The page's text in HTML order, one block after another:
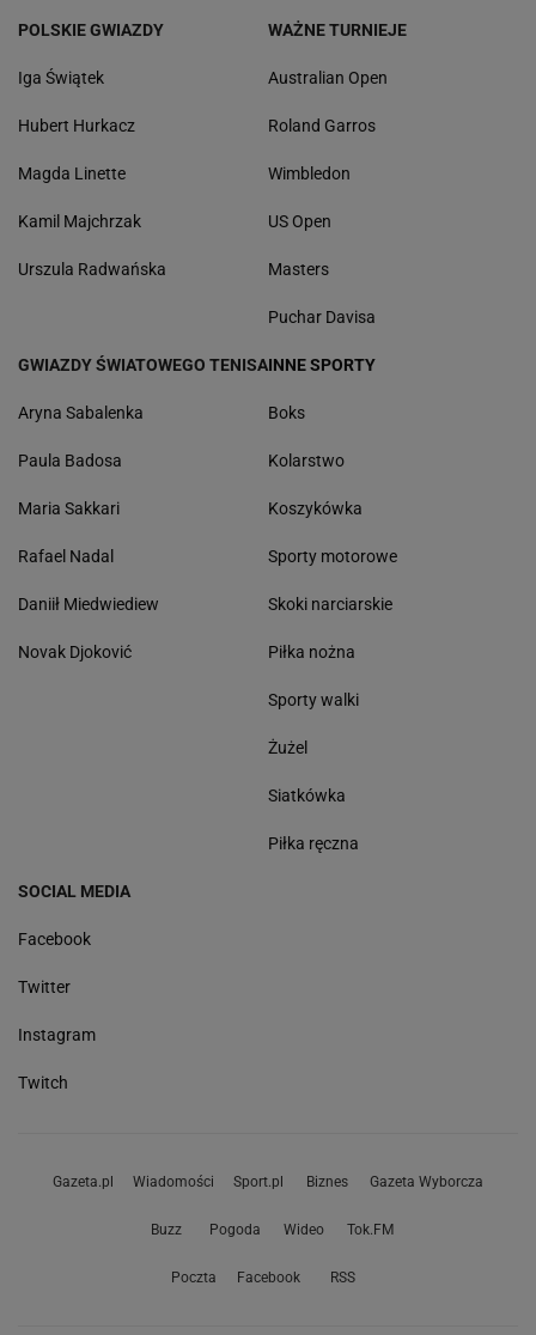
POLSKIE GWIAZDY
Iga Świątek
Hubert Hurkacz
Magda Linette
Kamil Majchrzak
Urszula Radwańska
WAŻNE TURNIEJE
Australian Open
Roland Garros
Wimbledon
US Open
Masters
Puchar Davisa
GWIAZDY ŚWIATOWEGO TENISA
Aryna Sabalenka
Paula Badosa
Maria Sakkari
Rafael Nadal
Daniił Miedwiediew
Novak Djoković
INNE SPORTY
Boks
Kolarstwo
Koszykówka
Sporty motorowe
Skoki narciarskie
Piłka nożna
Sporty walki
Żużel
Siatkówka
Piłka ręczna
SOCIAL MEDIA
Facebook
Twitter
Instagram
Twitch
Gazeta.pl Wiadomości Sport.pl Biznes Gazeta Wyborcza
Buzz Pogoda Wideo Tok.FM
Poczta Facebook RSS